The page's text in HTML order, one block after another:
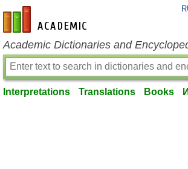
en-academic.com
Academic Dictionaries and
Interpretations Translations Books